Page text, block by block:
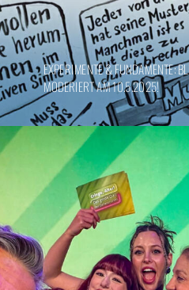
EXPERIMENTE & FUNDAMENTE:
MODERIERT AM 10.5.2025!